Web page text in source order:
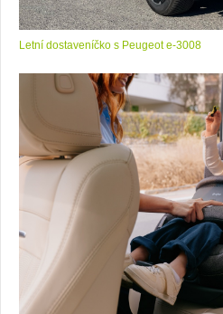
Letní dostaveníčko s Peugeot e-3008